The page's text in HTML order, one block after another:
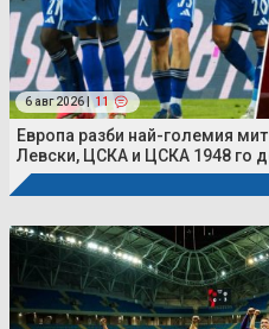
6 авг 2026 | 11
Европа разби най-големия
Левски, ЦСКА и ЦСКА 1948 го